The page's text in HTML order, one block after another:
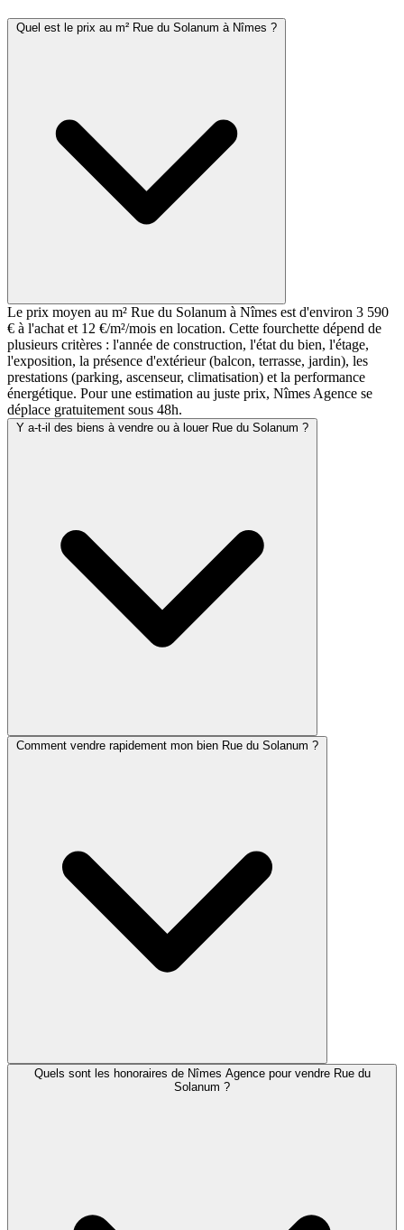
Quel est le prix au m² Rue du Solanum à Nîmes ?
Le prix moyen au m² Rue du Solanum à Nîmes est d'environ 3 590
€ à l'achat et 12 €/m²/mois en location. Cette fourchette dépend de
plusieurs critères : l'année de construction, l'état du bien, l'étage,
l'exposition, la présence d'extérieur (balcon, terrasse, jardin), les
prestations (parking, ascenseur, climatisation) et la performance
énergétique. Pour une estimation au juste prix, Nîmes Agence se
déplace gratuitement sous 48h.
Y a-t-il des biens à vendre ou à louer Rue du Solanum ?
Comment vendre rapidement mon bien Rue du Solanum ?
Quels sont les honoraires de Nîmes Agence pour vendre Rue du
Solanum ?